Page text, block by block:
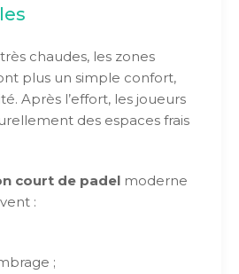
chaudes, les zones
plus un simple confort,
Après l’effort, les joueurs
des espaces frais
court de padel moderne
:
;